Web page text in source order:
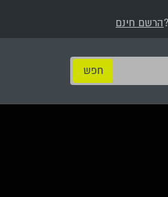
הרשם חינם
חיפוש
שיר
/